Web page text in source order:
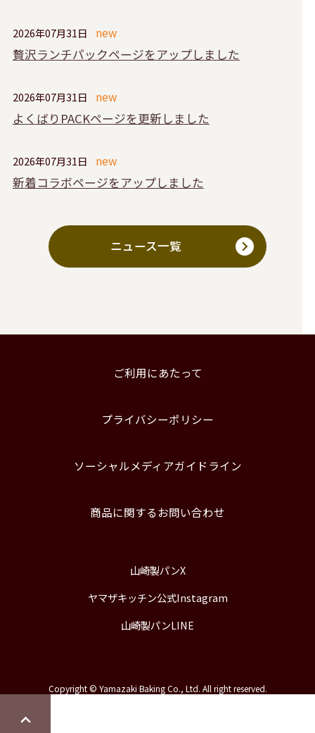
2026年07月31日
贅沢ランチパックページをアップしました
2026年07月31日
よくばりPACKページを更新しました
2026年07月31日
新着コラボページをアップしました
ニュース一覧
ご利用にあたって
プライバシーポリシー
ソーシャルメディアガイドライン
商品に関するお問い合わせ
山崎製パンX
ヤマザキッチン公式Instagram
山崎製パンLINE
Copyright © Yamazaki Baking Co., Ltd. All right reserved.